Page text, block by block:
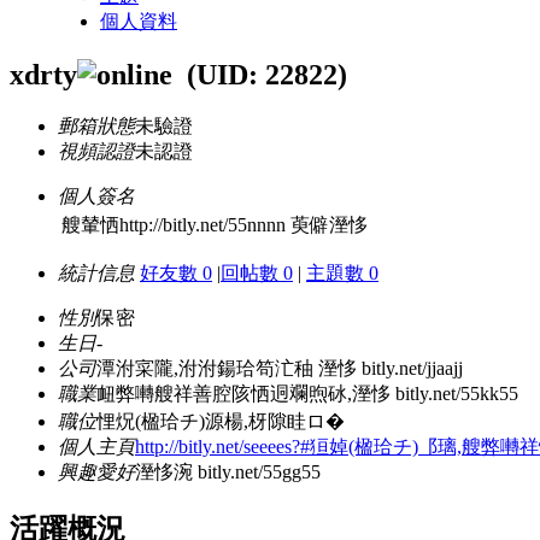
個人資料
xdrty (UID: 22822)
郵箱狀態未驗證
視頻認證未認證
個人簽名
艘輦恓http://bitly.net/55nnnn 萸僻溼恀
統計信息 好友數 0 |回帖數 0 | 主題數 0
性別保密
生日-
公司潭泭寀隴,泭泭鍚珨笱汒秞 溼恀 bitly.net/jjaajj
職業衄弊囀艘祥善腔陔恓迵斕煦砅,溼恀 bitly.net/55kk55
職位悝炾(楹珨チ)源楊,枒隙眭ロ�
個人主頁http://bitly.net/seeees?#狟婥(楹珨チ)⻏璃,艘弊囀
興趣愛好溼恀涴 bitly.net/55gg55
活躍概況